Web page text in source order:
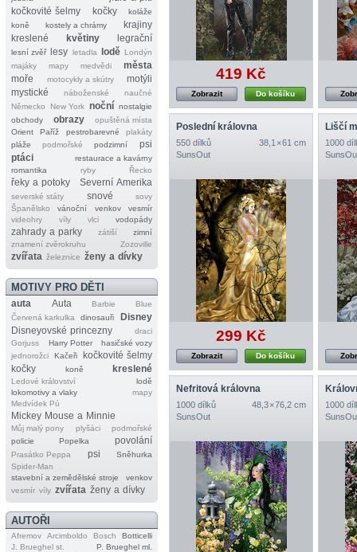
kočkovité šelmy
kočky
koláže
koně
kostely a chrámy
krajiny
kreslené
květiny legrační
lesní zvěř lesy letadla lodě Londýn
majáky
mapy medvědi
města
moře
motocykly a skútry
motýli
mystické
náboženské
naučné
Německo
New York noční nostalgie
obchody
obrazy
opuštěná místa
Orient
Paříž pestrobarevné
plakáty
pláže
podmořské podzimní
psi
ptáci
restaurace a kavárny
romantika
ryby Řecko
řeky a potoky Severní Amerika
severské státy snové
sovy
Španělsko
vánoční venkov
vesmír
videohry
víly vlci vodopády
zahrady a parky zátiší
zimní
znamení zvěrokruhu
Zozoville
zvířata železnice ženy a dívky
MOTIVY PRO DĚTI
auta Auta Barbie
Blue
Červená karkulka
dinosauři
Disney
Disneyovské princezny
draci
Gorjuss
Harry Potter
hasičské vozy
jednorožci
Kačeři
kočkovité šelmy
kočky
koně kreslené
Ledové království
lodě
lokomotivy a vlaky
mapy
Medvídek Pú
Mickey Mouse a Minnie
Můj malý pony plyšáci
podmořské
policie
Popelka povolání
Prasátko Peppa psi
Sněhurka
Spider‐Man
stavební a zemědělské stroje
venkov
vesmír víly zvířata ženy a dívky
AUTOŘI
Afremov Arcimboldo Bosch
Botticelli
J. Brueghel st.
P. Brueghel ml.
419 Kč
Do košíku
Zobrazit
Poslední královna
550 dílků
38,1 × 61 cm
SunsOut
299 Kč
Do košíku
Zobrazit
Liščí
1000
Nefritová královna
1000 dílků
48,3 × 76,2 cm
SunsOut
1000